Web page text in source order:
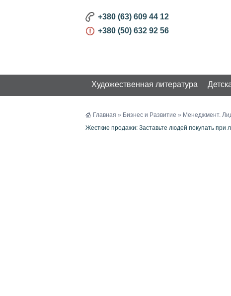
+380 (63) 609 44 12
+380 (50) 632 92 56
Художественная литература
КАТАЛОГ
Главная » Бизнес и Развитие » Менеджмент.
Жесткие продажи: Заставьте людей покупать при